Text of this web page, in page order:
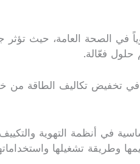
في الصحة العامة، حيث
حلول فعّالة.
في تخفيض تكاليف الطاقة من
في أنظمة التهوية
وطريقة تشغيلها